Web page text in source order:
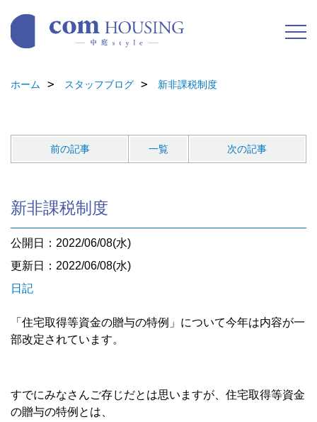
ホーム スタッフブログ 新非課税制度
前の記事 一覧 次の記事
新非課税制度
公開日：2022/06/08(水)
更新日：2022/06/08(水)
日記
「住宅取得等資金の贈与の特例」について今年は内容が一
部改定されています。
すでにみなさんご存じだとは思いますが、住宅取得等資金
の贈与の特例とは、